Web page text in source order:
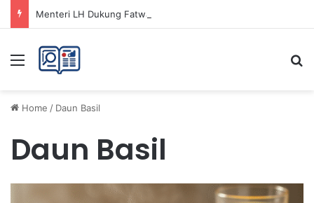
Menu
Home / Daun Basil
Daun Basil